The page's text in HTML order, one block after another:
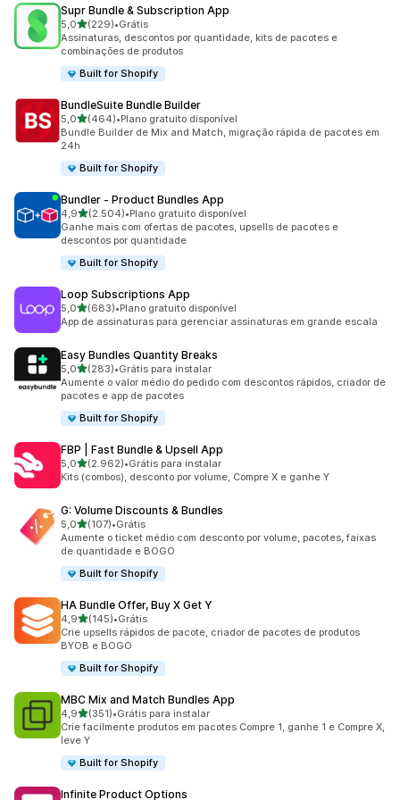
Supr Bundle & Subscription App
5,0de 5 estrelas
(229)
229 avaliações ao todo
•Grátis
Assinaturas, descontos por quantidade, kits de pacotes e
combinações de produtos
Built for Shopify
BundleSuite Bundle Builder
5,0de 5 estrelas
(464)
464 avaliações ao todo
•Plano gratuito disponível
Bundle Builder de Mix and Match, migração rápida de pacotes em
24h
Built for Shopify
Bundler ‑ Product Bundles App
4,9de 5 estrelas
(2.504)
2504 avaliações ao todo
•Plano gratuito disponível
Ganhe mais com ofertas de pacotes, upsells de pacotes e
descontos por quantidade
Built for Shopify
Loop Subscriptions App
5,0de 5 estrelas
(683)
683 avaliações ao todo
•Plano gratuito disponível
App de assinaturas para gerenciar assinaturas em grande escala
Easy Bundles Quantity Breaks
5,0de 5 estrelas
(283)
283 avaliações ao todo
•Grátis para instalar
Aumente o valor médio do pedido com descontos rápidos, criador de
pacotes e app de pacotes
Built for Shopify
FBP | Fast Bundle & Upsell App
5,0de 5 estrelas
(2.962)
2962 avaliações ao todo
•Grátis para instalar
Kits (combos), desconto por volume, Compre X e ganhe Y
G: Volume Discounts & Bundles
5,0de 5 estrelas
(107)
107 avaliações ao todo
•Grátis
Aumente o ticket médio com desconto por volume, pacotes, faixas
de quantidade e BOGO
Built for Shopify
HA Bundle Offer, Buy X Get Y
4,9de 5 estrelas
(145)
145 avaliações ao todo
•Grátis
Crie upsells rápidos de pacote, criador de pacotes de produtos
BYOB e BOGO
Built for Shopify
MBC Mix and Match Bundles App
4,9de 5 estrelas
(351)
351 avaliações ao todo
•Grátis para instalar
Crie facilmente produtos em pacotes Compre 1, ganhe 1 e Compre X,
leve Y
Built for Shopify
Infinite Product Options